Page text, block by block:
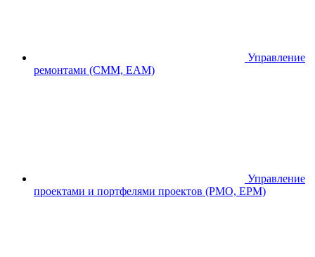
Управление
ремонтами (CMM, EAM)
Управление
проектами и портфелями проектов (PMO, EPM)